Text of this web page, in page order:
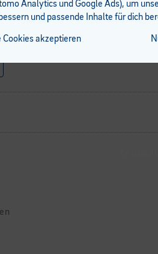
Kursort
Widnau 4, Feldkirch
Kurszeiten
Analytics und Google Ads), um
und passende Inhalte für dich
Cookies akzeptieren